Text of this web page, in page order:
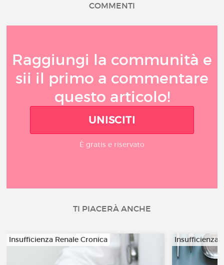
COMMENTI
Raggiungi la communità e
sii il primo a commentare
questo articolo!
UNISCITI
È gratis e riservato
TI PIACERÀ ANCHE
Insufficienza Renale Cronica Insufficienza